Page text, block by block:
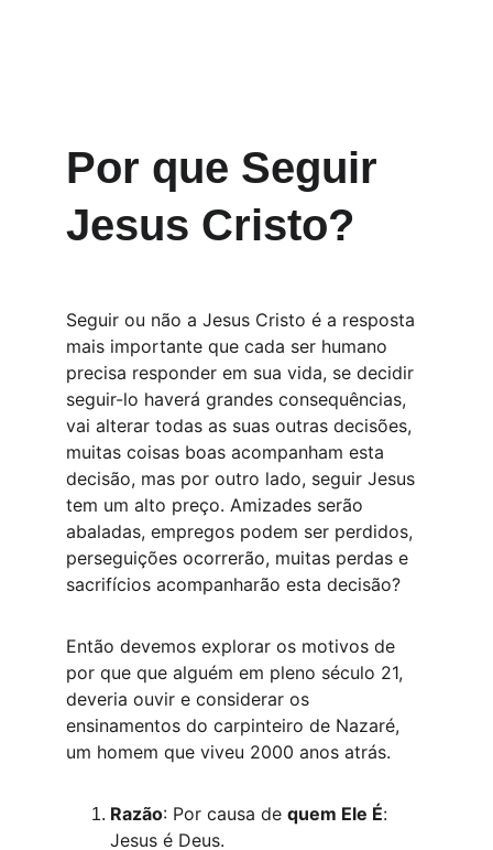
Por que Seguir
Jesus Cristo?
Seguir ou não a Jesus Cristo é a resposta
mais importante que cada ser humano
precisa responder em sua vida, se decidir
seguir-lo haverá grandes consequências,
vai alterar todas as suas outras decisões,
muitas coisas boas acompanham esta
decisão, mas por outro lado, seguir Jesus
tem um alto preço. Amizades serão
abaladas, empregos podem ser perdidos,
perseguições ocorrerão, muitas perdas e
sacrifícios acompanharão esta decisão?
Então devemos explorar os motivos de
por que que alguém em pleno século 21,
deveria ouvir e considerar os
ensinamentos do carpinteiro de Nazaré,
um homem que viveu 2000 anos atrás.
Razão: Por causa de quem Ele É:
Jesus é Deus.